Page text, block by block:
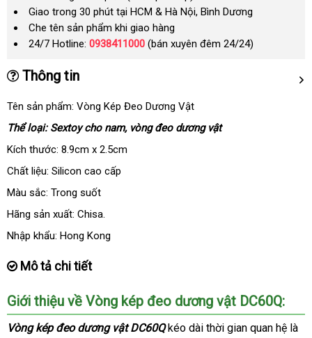
Giao trong 30 phút tại HCM & Hà Nội, Bình Dương
Che tên sản phẩm khi giao hàng
24/7 Hotline: 0938411000 (bán xuyên đêm 24/24)
Thông tin
Tên sản phẩm: Vòng Kép Đeo Dương Vật
Thể loại: Sextoy cho nam, vòng đeo dương vật
Kích thước: 8.9cm x 2.5cm
Chất liệu: Silicon cao cấp
Màu sắc: Trong suốt
Hãng sản xuất: Chisa.
Nhập khẩu: Hong Kong
Mô tả chi tiết
Giới thiệu về Vòng kép đeo dương vật DC60Q:
Vòng kép đeo dương vật DC60Qkéo dài thời gian quan hệ là